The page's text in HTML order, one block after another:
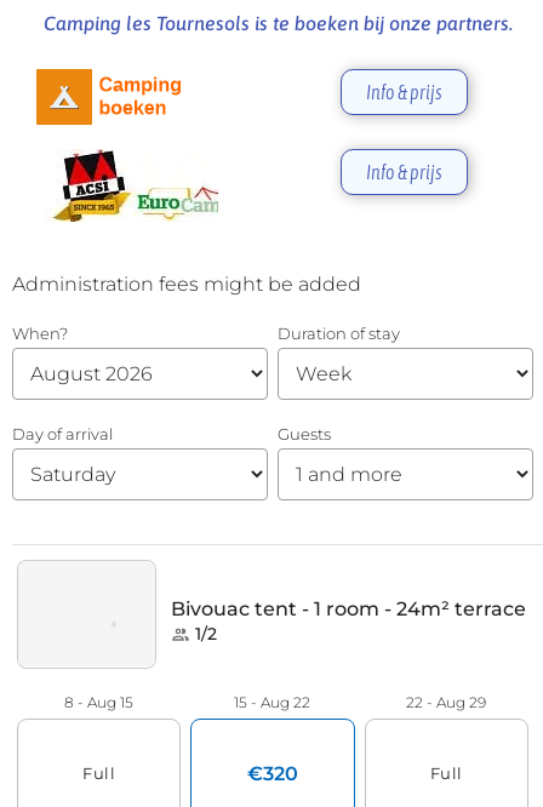
Camping les Tournesols is te boeken bij onze partners.
Info & prijs
Info & prijs